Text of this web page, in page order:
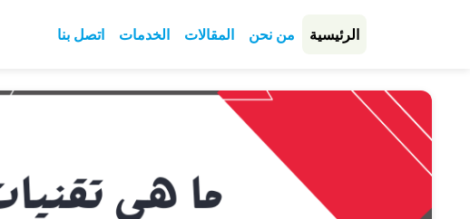
الرئيسية من نحن المقالات الخدمات اتصل بنا